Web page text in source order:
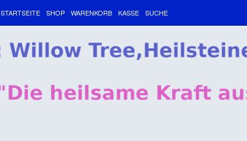
STARTSEITE SHOP WARENKORB KASSE SUCHE